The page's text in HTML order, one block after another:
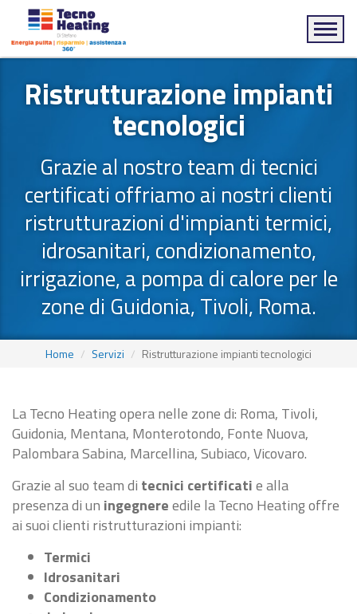
Ristrutturazione impianti
tecnologici
Grazie al nostro team di tecnici
certificati offriamo ai nostri clienti
ristrutturazioni d'impianti termici,
idrosanitari, condizionamento,
irrigazione, a pompa di calore per le
zone di Guidonia, Tivoli, Roma.
Home Servizi Ristrutturazione impianti tecnologici
La Tecno Heating opera nelle zone di: Roma, Tivoli,
Guidonia, Mentana, Monterotondo, Fonte Nuova,
Palombara Sabina, Marcellina, Subiaco, Vicovaro.
Grazie al suo team di tecnici certificatie alla
presenza di un ingegnereedile la Tecno Heating offre
ai suoi clienti ristrutturazioni impianti:
Termici
Idrosanitari
Condizionamento